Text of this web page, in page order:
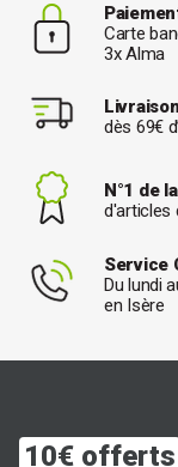
Carte
3x Alma
dès 69€
N°1 de
d'articles
Service
Du lundi
en Isère
10€ offerts